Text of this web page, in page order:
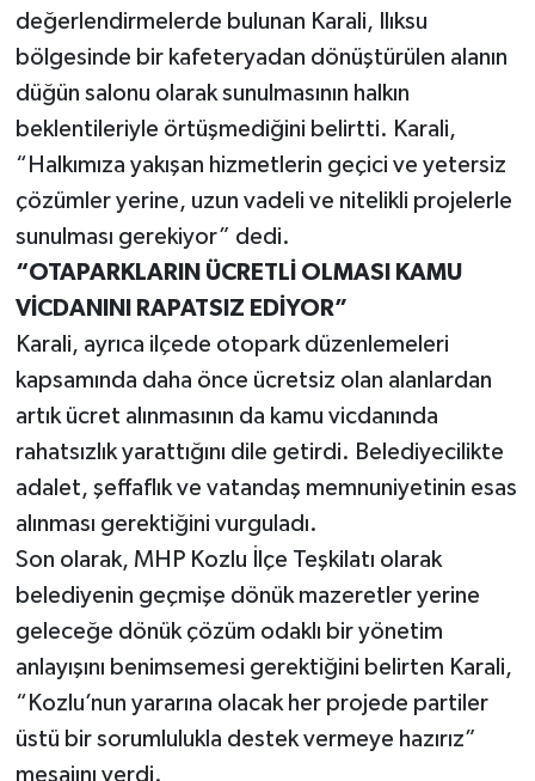
değerlendirmelerde bulunan Karali, Ilıksu
bölgesinde bir kafeteryadan dönüştürülen alanın
düğün salonu olarak sunulmasının halkın
beklentileriyle örtüşmediğini belirtti. Karali,
“Halkımıza yakışan hizmetlerin geçici ve yetersiz
çözümler yerine, uzun vadeli ve nitelikli projelerle
sunulması gerekiyor” dedi.
“OTAPARKLARIN ÜCRETLİ OLMASI KAMU
VİCDANINI RAPATSIZ EDİYOR”
Karali, ayrıca ilçede otopark düzenlemeleri
kapsamında daha önce ücretsiz olan alanlardan
artık ücret alınmasının da kamu vicdanında
rahatsızlık yarattığını dile getirdi. Belediyecilikte
adalet, şeffaflık ve vatandaş memnuniyetinin esas
alınması gerektiğini vurguladı.
Son olarak, MHP Kozlu İlçe Teşkilatı olarak
belediyenin geçmişe dönük mazeretler yerine
geleceğe dönük çözüm odaklı bir yönetim
anlayışını benimsemesi gerektiğini belirten Karali,
“Kozlu’nun yararına olacak her projede partiler
üstü bir sorumlulukla destek vermeye hazırız”
mesajını verdi.
Yaşam